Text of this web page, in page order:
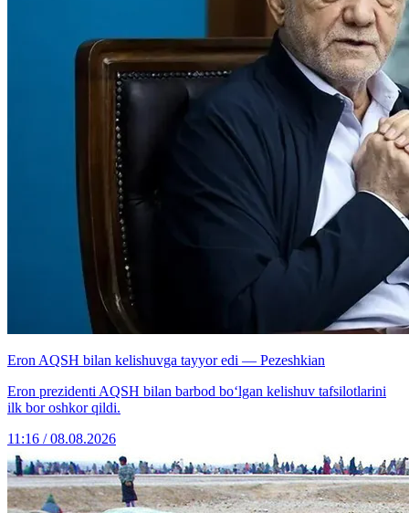
Eron AQSH bilan kelishuvga tayyor edi — Pezeshkian
Eron prezidenti AQSH bilan barbod bo‘lgan kelishuv tafsilotlarini
ilk bor oshkor qildi.
11:16 / 08.08.2026